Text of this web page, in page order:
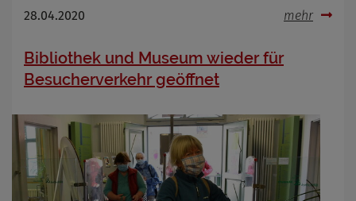
28.04.2020 mehr
Bibliothek und Museum wieder für
Besucherverkehr geöffnet